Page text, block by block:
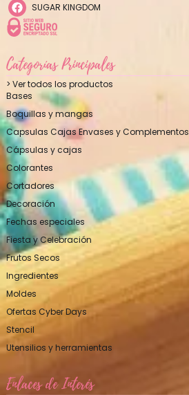
SUGAR KINGDOM
Categorías Principales
> Ver todos los productos
Bases
Boquillas y mangas
Capsulas Cajas Envases y Complementos
Cápsulas y cajas
Colorantes
Cortadores
Decoración
Fechas especiales
Fiesta y Celebración
Frutos Secos
Ingredientes
Moldes
Ofertas Cyber Days
Stencil
Utensilios y herramientas
Enlaces de Interés